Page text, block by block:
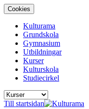
Cookies
Kulturama
Grundskola
Gymnasium
Utbildningar
Kurser
Kulturskola
Studiecirkel
Till startsidan